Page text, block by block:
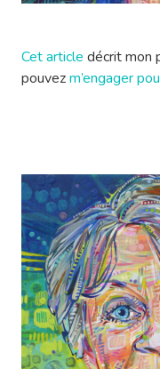
Cet article décrit mon
pouvezm’engager